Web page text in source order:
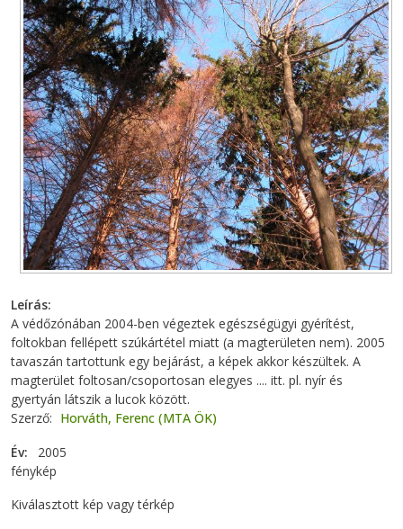
Leírás
A védőzónában 2004-ben végeztek egészségügyi gyérítést,
foltokban fellépett szúkártétel miatt (a magterületen nem). 2005
tavaszán tartottunk egy bejárást, a képek akkor készültek. A
magterület foltosan/csoportosan elegyes .... itt. pl. nyír és
gyertyán látszik a lucok között.
Szerző
Horváth, Ferenc (MTA ÖK)
Év
2005
fénykép
Kiválasztott kép vagy térkép